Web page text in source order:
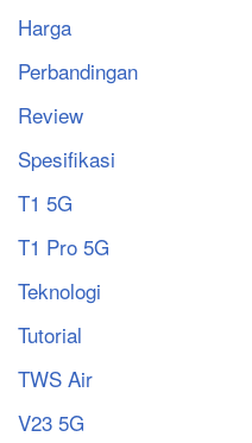
Harga
Perbandingan
Review
Spesifikasi
T1 5G
T1 Pro 5G
Teknologi
Tutorial
TWS Air
V23 5G